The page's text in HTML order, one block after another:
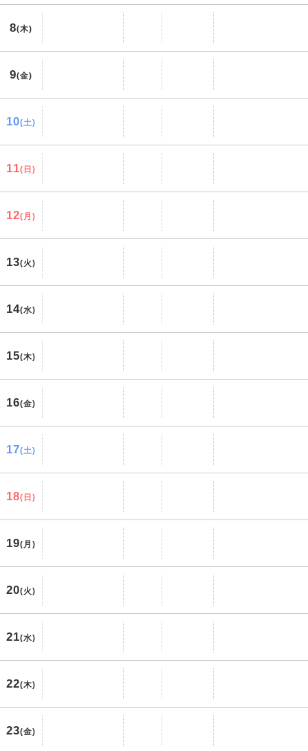
8(木)
9(金)
10(土)
11(日)
12(月)
13(火)
14(水)
15(木)
16(金)
17(土)
18(日)
19(月)
20(火)
21(水)
22(木)
23(金)